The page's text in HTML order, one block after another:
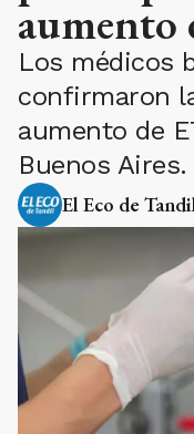
aumento
Los médicos
confirmaron
aumento de
Buenos Aires.
El Eco de